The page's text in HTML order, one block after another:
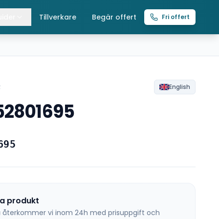
Tillverkare Begär offert Fri offert
English
produkt
återkommer vi inom 24h med prisuppgift och